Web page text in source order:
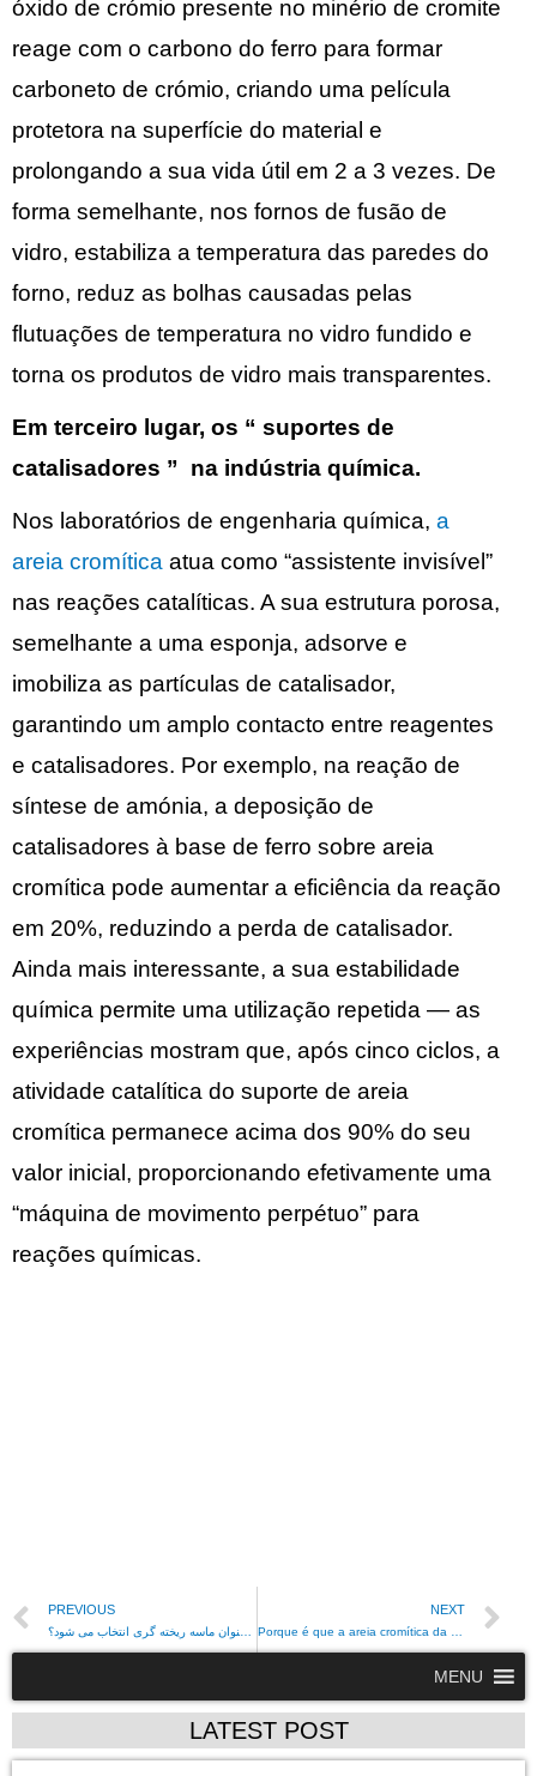
óxido de crómio presente no minério de cromite
reage com o carbono do ferro para formar
carboneto de crómio, criando uma película
protetora na superfície do material e
prolongando a sua vida útil em 2 a 3 vezes. De
forma semelhante, nos fornos de fusão de
vidro, estabiliza a temperatura das paredes do
forno, reduz as bolhas causadas pelas
flutuações de temperatura no vidro fundido e
torna os produtos de vidro mais transparentes.
Em terceiro lugar, os “ suportes de
catalisadores ” na indústria química.
Nos laboratórios de engenharia química, a
areia cromítica atua como “assistente invisível”
nas reações catalíticas. A sua estrutura porosa,
semelhante a uma esponja, adsorve e
imobiliza as partículas de catalisador,
garantindo um amplo contacto entre reagentes
e catalisadores. Por exemplo, na reação de
síntese de amónia, a deposição de
catalisadores à base de ferro sobre areia
cromítica pode aumentar a eficiência da reação
em 20%, reduzindo a perda de catalisador.
Ainda mais interessante, a sua estabilidade
química permite uma utilização repetida — as
experiências mostram que, após cinco ciclos, a
atividade catalítica do suporte de areia
cromítica permanece acima dos 90% do seu
valor inicial, proporcionando efetivamente uma
“máquina de movimento perpétuo” para
reações químicas.
PREVIOUS
چرا ماسه کرومیت آفریقای جنوبی به طور گسترده به عنوان ماسه ریخته گری انتخاب می شود؟
NEXT
Porque é que a areia cromítica da África do Sul é amplamente escolhida como areia de fundição?
MENU
LATEST POST